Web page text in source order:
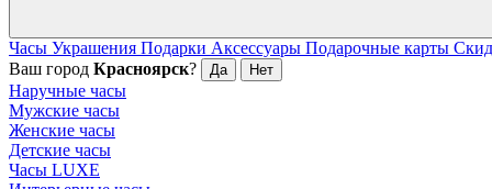
Часы Украшения Подарки Аксессуары Подарочные карты
Ваш город Красноярск? Да Нет
Наручные часы
Мужские часы
Женские часы
Детские часы
Часы LUXE